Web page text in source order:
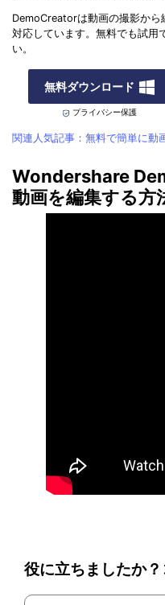
DemoCreatorは動画の撮影から
対応しています。無料でも試用
い。
無料ダウンロード
プライバシー保護
関連人気記事：無料で簡単に動
Wondershare
動画を編集する方
役に立ちましたか